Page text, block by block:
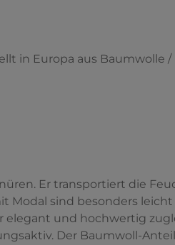
in Europa aus Baumwolle
Er transportiert die
Modal sind besonders
und hochwertig
Der Baumwoll-